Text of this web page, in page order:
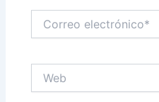
electrónico*